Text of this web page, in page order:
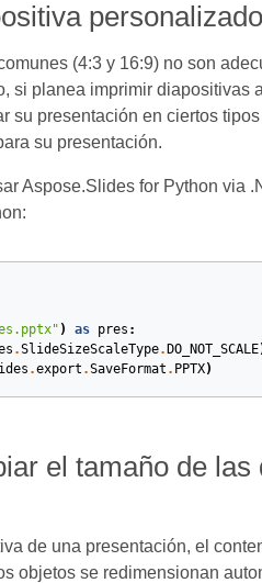
(4:3 y 16:9) no son
si planea imprimir diapositivas
su presentación en ciertos
su presentación.
Aspose.Slides for Python via
) as pres :
.SlideSizeScaleType. DO_NOT_SCALE
.export .SaveFormat . PPTX)
el tamaño de
de una presentación, el
objetos se redimensionan